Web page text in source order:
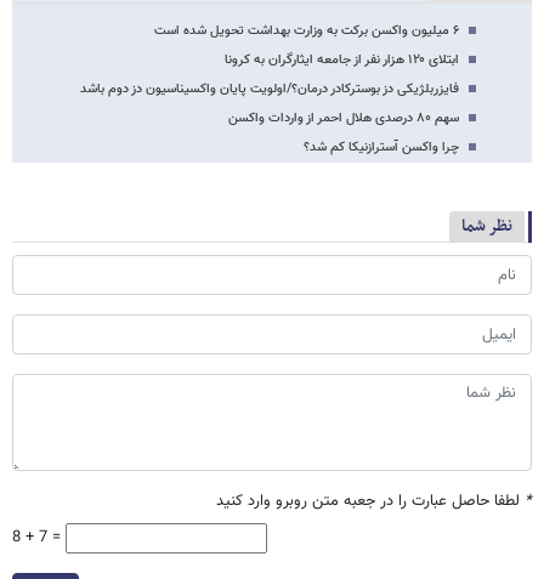
۶ میلیون واکسن برکت به وزارت بهداشت تحویل شده است
ابتلای ۱۲۰ هزار نفر از جامعه ایثارگران به کرونا
فایزربلژیکی دز بوسترکادر درمان؟/اولویت پایان واکسیناسیون دز دوم باشد
سهم ۸۰ درصدی هلال احمر از واردات واکسن
چرا واکسن آسترازنیکا کم شد؟
نظر شما
* لطفا حاصل عبارت را در جعبه متن روبرو وارد کنید
8 + 7 =